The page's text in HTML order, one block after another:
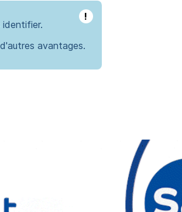
!
avantages.